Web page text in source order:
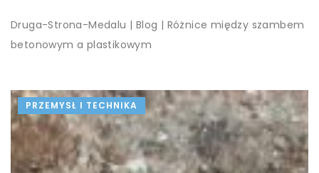
Druga-Strona-Medalu | Blog | Różnice między szambem
betonowym a plastikowym
PRZEMYSŁ I TECHNIKA